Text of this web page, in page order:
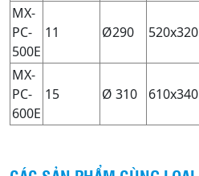
MX-
PC-
500E
11 Ø290 520x320
MX-
PC-
600E
15 Ø 310 610x340